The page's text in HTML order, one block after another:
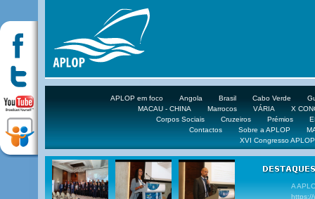
APLOP em foco Angola Brasil Cabo Verde
MACAU - CHINA
Marrocos VÁRIA
X
Corpos Sociais
Cruzeiros Prémios
Contactos
Sobre a APLOP
XVI Congresso APLOP
VEJA